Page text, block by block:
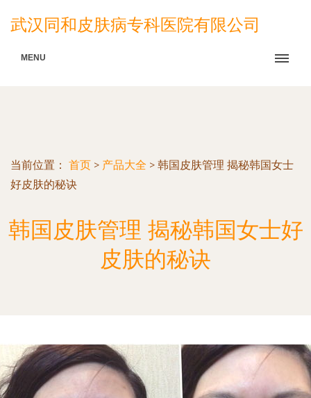
武汉同和皮肤病专科医院有限公司
MENU
当前位置： 首页 > 产品大全 > 韩国皮肤管理 揭秘韩国女士
好皮肤的秘诀
韩国皮肤管理 揭秘韩国女士好
皮肤的秘诀